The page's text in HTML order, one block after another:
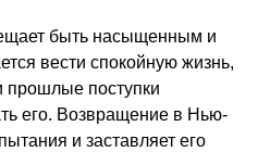
быть насыщенным и
вести спокойную жизнь,
прошлые поступки
его. Возвращение в Нью-
и заставляет его